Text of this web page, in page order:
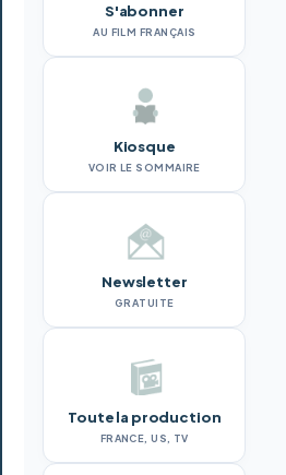
S'abonner
AU FILM FRANÇAIS
Kiosque
VOIR LE SOMMAIRE
Newsletter
GRATUITE
Toute la production
FRANCE, US, TV